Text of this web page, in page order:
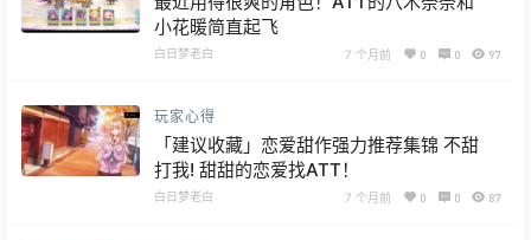
小花暖简直起飞
白日梦老白 7 个月前 0 0 97
玩家心得
「建议收藏」恋爱甜作强力推荐集锦 不甜
打我! 甜甜的恋爱找ATT！
白日梦老白 7 个月前 0 0 87